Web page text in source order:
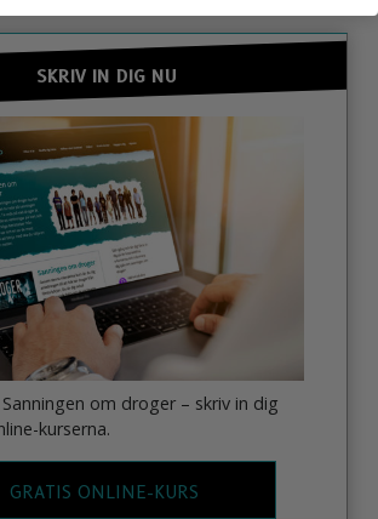
SKRIV IN DIG NU
om droger – skriv in dig
kurserna.
GRATIS ONLINE-KURS